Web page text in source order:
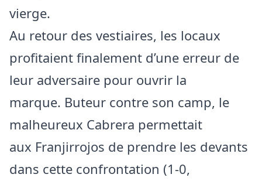
vierge.
Au retour des vestiaires, les locaux
profitaient finalement d’une erreur de
leur adversaire pour ouvrir la
marque. Buteur contre son camp, le
malheureux Cabrera permettait
aux Franjirrojos de prendre les devants
dans cette confrontation (1-0,